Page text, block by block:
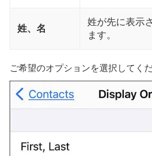
姓、名
姓が先に表示
ます。
ご希望のオプションを選択してくだ